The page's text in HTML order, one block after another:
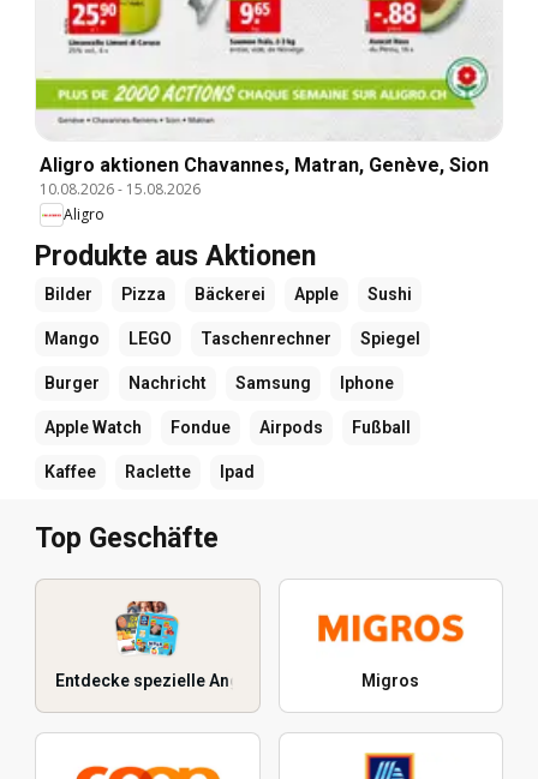
Aligro aktionen Chavannes, Matran, Genève, Sion
10.08.2026- 15.08.2026
Aligro
Produkte aus Aktionen
Bilder Pizza Bäckerei Apple Sushi
Mango LEGO Taschenrechner Spiegel
Burger Nachricht Samsung Iphone
Apple Watch Fondue Airpods Fußball
Kaffee Raclette Ipad
Top Geschäfte
Entdecke spezielle Angebote Migros